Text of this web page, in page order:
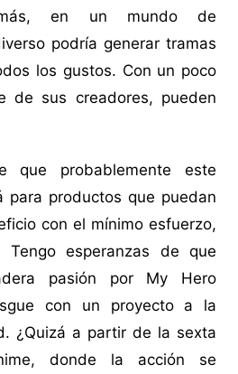
en un mundo de
podría generar tramas
los gustos. Con un poco
de sus creadores, pueden
que probablemente este
para productos que puedan
con el mínimo esfuerzo,
Tengo esperanzas de que
pasión por My Hero
con un proyecto a la
¿Quizá a partir de la sexta
donde la acción se